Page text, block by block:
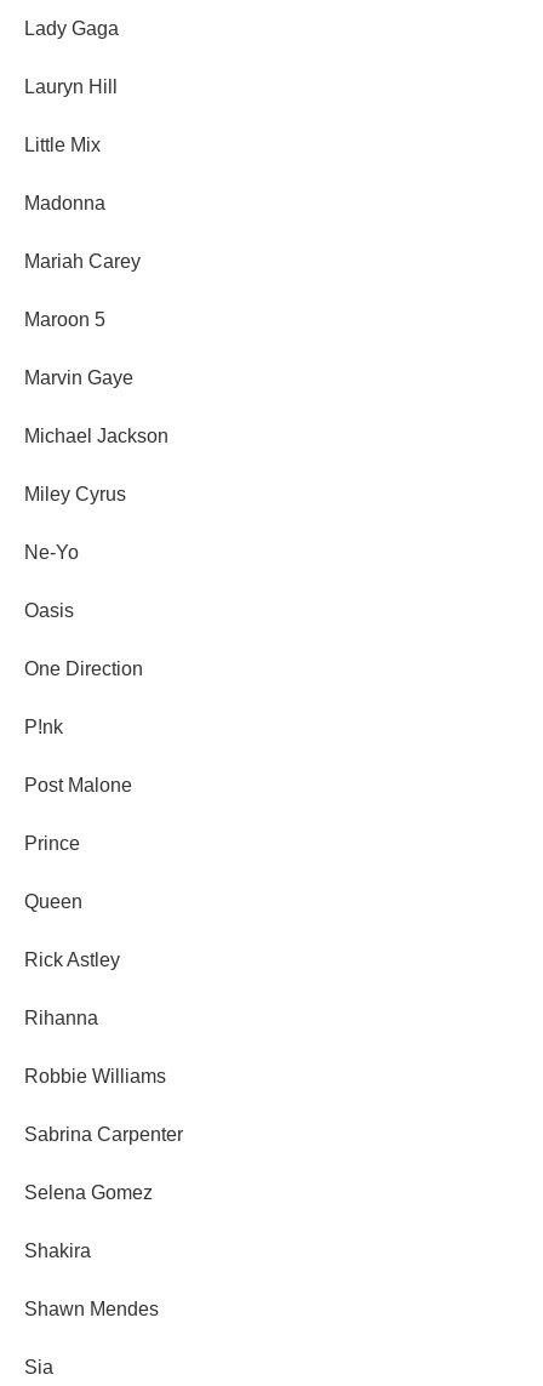
Lady Gaga
Lauryn Hill
Little Mix
Madonna
Mariah Carey
Maroon 5
Marvin Gaye
Michael Jackson
Miley Cyrus
Ne-Yo
Oasis
One Direction
P!nk
Post Malone
Prince
Queen
Rick Astley
Rihanna
Robbie Williams
Sabrina Carpenter
Selena Gomez
Shakira
Shawn Mendes
Sia